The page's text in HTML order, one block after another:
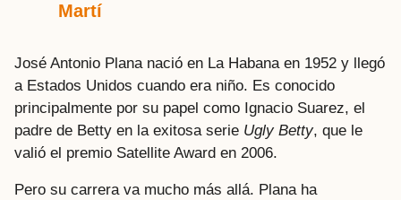
Martí
José Antonio Plana nació en La Habana en 1952 y llegó
a Estados Unidos cuando era niño. Es conocido
principalmente por su papel como Ignacio Suarez, el
padre de Betty en la exitosa serie Ugly Betty, que le
valió el premio Satellite Award en 2006.
Pero su carrera va mucho más allá. Plana ha